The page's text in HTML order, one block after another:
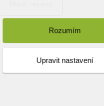
Rozumím
Upravit nastavení